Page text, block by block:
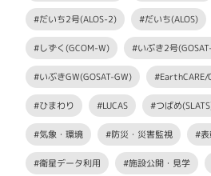
#だいち2号(ALOS-2) #だいち(ALOS)
#しずく(GCOM-W) #いぶき2号
#いぶきGW(GOSAT-GW) #EarthCARE/
#ひまわり #LUCAS #つばめ
#気象・環境 #防災・災害監視 #
#衛星データ利用 #施設公開・見学